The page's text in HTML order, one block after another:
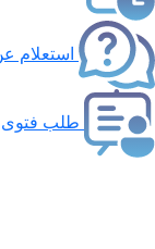
استعلام
طلب فتوى